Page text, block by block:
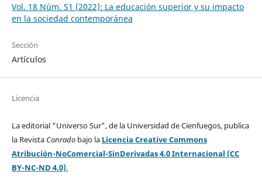
Vol. 18 Núm. S1 (2022): La educación superior y su impacto
en la sociedad contemporánea
Sección
Artículos
Licencia
La editorial "Universo Sur", de la Universidad de Cienfuegos, publica
la Revista Conradobajo la Licencia Creative Commons
Atribución-NoComercial-SinDerivadas 4.0 Internacional (CC
BY-NC-ND 4.0).